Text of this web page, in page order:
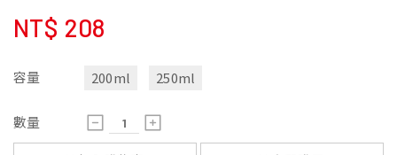
NT$ 208
容量 200ml 250ml
數量